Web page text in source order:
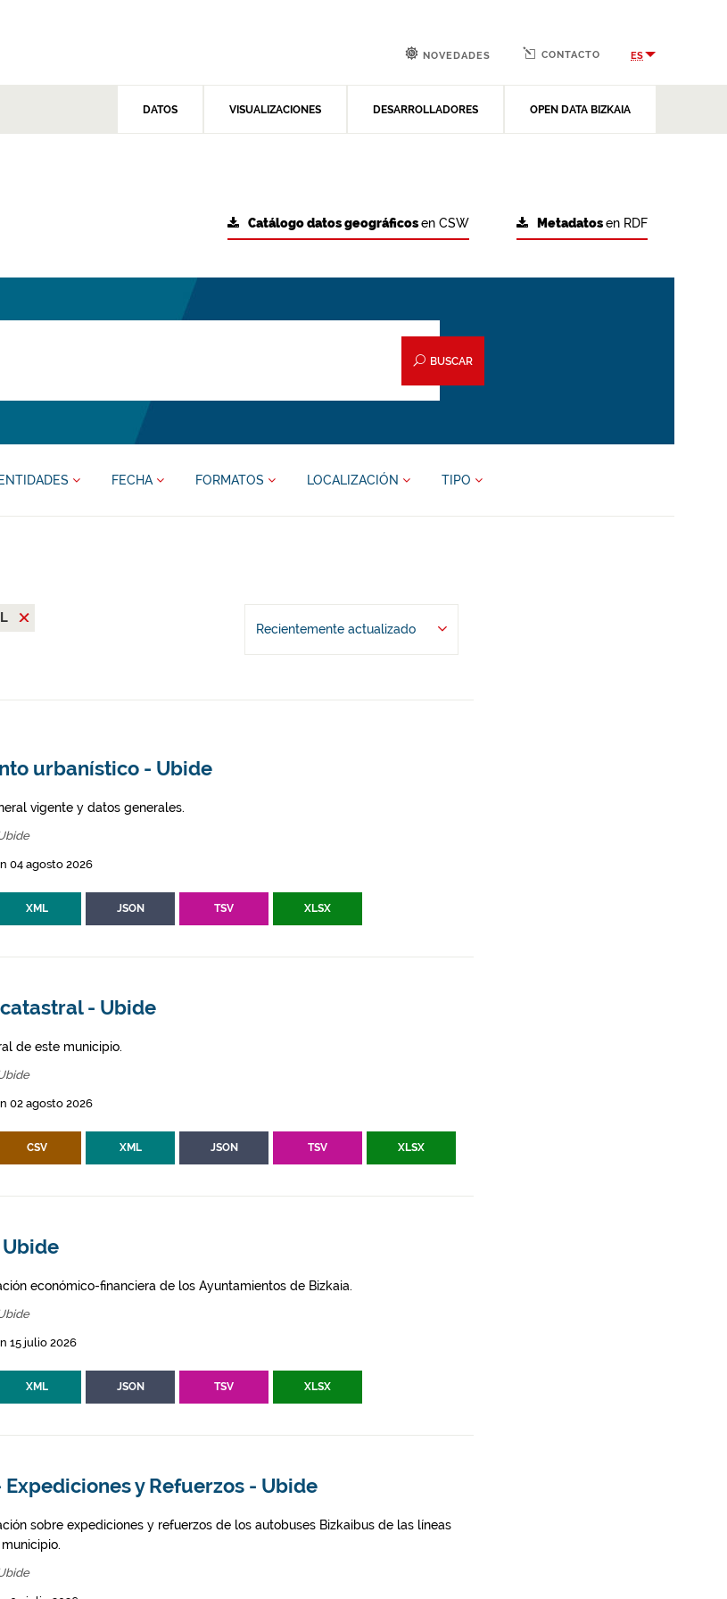
DATOS VISUALIZACIONES DESARROLLADORES OPEN DATA BIZKAIA
NOVEDADES CONTACTO ES
Metadatosen RDF
Catálogo datos geográficosen CSW
BUSCAR
ENTIDADES FECHA FORMATOS LOCALIZACIÓN TIPO
Recientemente actualizado
urbanístico - Ubide
vigente y datos generales.
04 agosto 2026
XML JSON TSV XLSX
- Ubide
de este municipio.
02 agosto 2026
CSV XML JSON TSV XLSX
económico-financiera de los Ayuntamientos de Bizkaia.
15 julio 2026
XML JSON TSV XLSX
y Refuerzos - Ubide
sobre expediciones y refuerzos de los autobuses Bizkaibus de las líneas